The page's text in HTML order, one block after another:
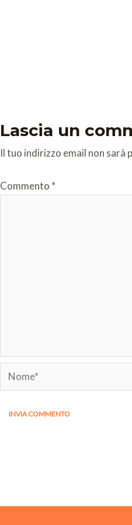
Lascia un
Il tuo indirizzo email non sarà
Commento *
Nome*